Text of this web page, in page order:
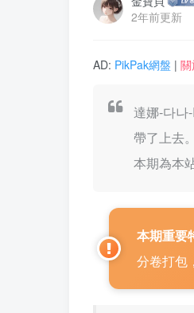
2年前更新
AD: PikPak網盤 |
達娜-다나
帶了上去。
本期為本
本期重要
分卷打包